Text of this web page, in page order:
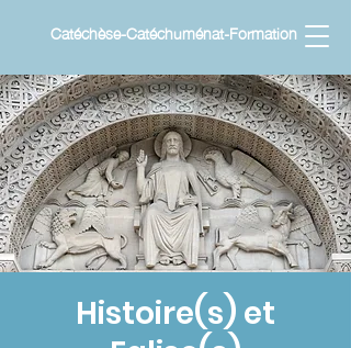
Catéchèse-Catéchuménat-Formation
Histoire(s) et